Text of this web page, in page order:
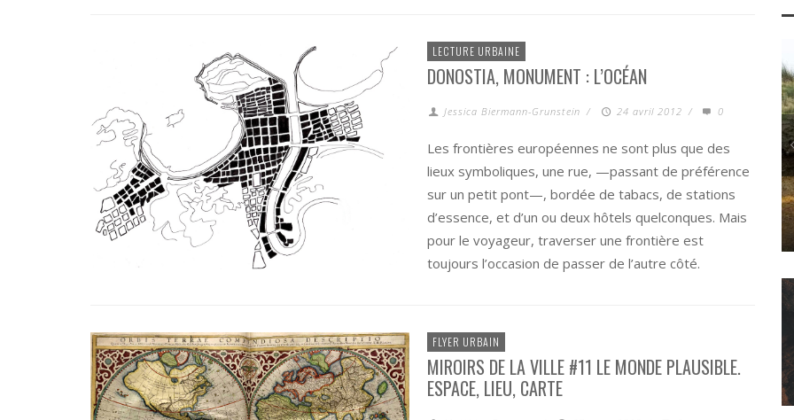
LECTURE URBAINE
DONOSTIA, MONUMENT : L’OCÉAN
Jessica Biermann-Grunstein / 24 avril 2012 / 0
Les frontières européennes ne sont plus que des
lieux symboliques, une rue, —passant de préférence
sur un petit pont—, bordée de tabacs, de stations
d’essence, et d’un ou deux hôtels quelconques. Mais
pour le voyageur, traverser une frontière est
toujours l’occasion de passer de l’autre côté.
FLYER URBAIN
MIROIRS DE LA VILLE #11 LE MONDE PLAUSIBLE.
ESPACE, LIEU, CARTE
ZONE DE MÉTAMORPHOSE CRITICAL ZONES. OBSERVATORIES FOR EARTHLY POLITICS L’ANTHROPOCÈNE, UNE ESTHÉTIQUE « CANARD » ?